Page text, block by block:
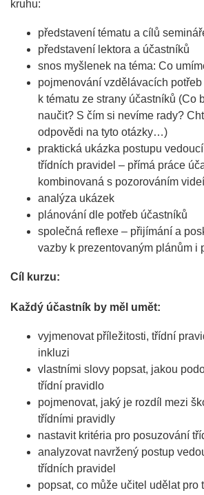
kruhu:
představení tématu a cílů
představení lektora a účastníků
snos myšlenek na téma: Co
pojmenování vzdělávacích
k tématu ze strany účastníků (Co
naučit? S čím si nevíme rady?
odpovědi na tyto otázky…)
praktická ukázka postupu
třídních pravidel – přímá práce
kombinovaná s pozorováním videí
analýza ukázek
plánování dle potřeb účastníků
společná reflexe – přijímání a
vazby k prezentovaným plánům i
Cíl kurzu:
Každý účastník by měl umět:
vyjmenovat příležitosti, třídní
inkluzi
vlastními slovy popsat, jakou
třídní pravidlo
pojmenovat, jaký je rozdíl mezi
třídními pravidly
nastavit kritéria pro posuzování
analyzovat navržený postup
třídních pravidel
popsat, co může učitel udělat pro